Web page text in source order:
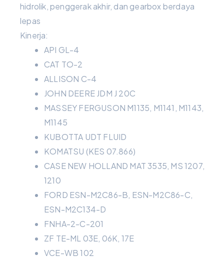
hidrolik, penggerak akhir, dan gearbox berdaya
lepas
Kinerja:
API GL-4
CAT TO-2
ALLISON C-4
JOHN DEERE JDM J 20C
MASSEY FERGUSON M1135, M1141, M1143,
M1145
KUBOTTA UDT FLUID
KOMATSU (KES 07.866)
CASE NEW HOLLAND MAT 3535, MS 1207,
1210
FORD ESN-M2C86-B, ESN-M2C86-C,
ESN-M2C134-D
FNHA-2-C-201
ZF TE-ML 03E, 06K, 17E
VCE-WB 102